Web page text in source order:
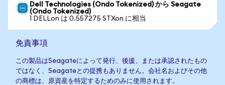
Dell Technologies (Ondo Tokenized) から Seagate
(Ondo Tokenized)
1 DELLon は 0.557275 STXon に相当
免責事項
この製品はSeagateによって発行、後援、または承認されたもの
ではなく、Seagateとの提携もありません。会社名およびその他
の商標は、原資産を特定するためのみに使用されます。